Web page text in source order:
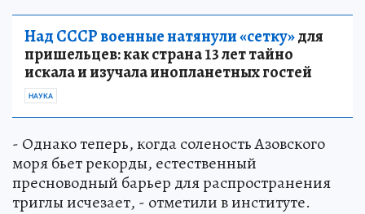
Над СССР военные натянули «сетку»для
пришельцев: как страна 13 лет тайно
искала и изучала инопланетных гостей
НАУКА
- Однако теперь, когда соленость Азовского
моря бьет рекорды, естественный
пресноводный барьер для распространения
триглы исчезает, - отметили в институте.